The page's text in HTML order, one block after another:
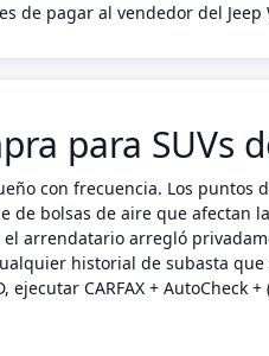
de pagar al vendedor del Jeep
para SUVs
con frecuencia. Los puntos
de bolsas de aire que afectan
arrendatario arregló
historial de subasta
CARFAX + AutoCheck